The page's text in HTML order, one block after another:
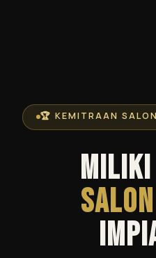
🏆 KEMITRAAN